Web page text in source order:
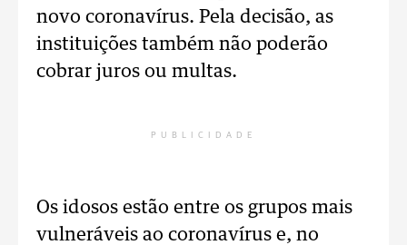
novo coronavírus. Pela decisão, as
instituições também não poderão
cobrar juros ou multas.
PUBLICIDADE
Os idosos estão entre os grupos mais
vulneráveis ao coronavírus e, no